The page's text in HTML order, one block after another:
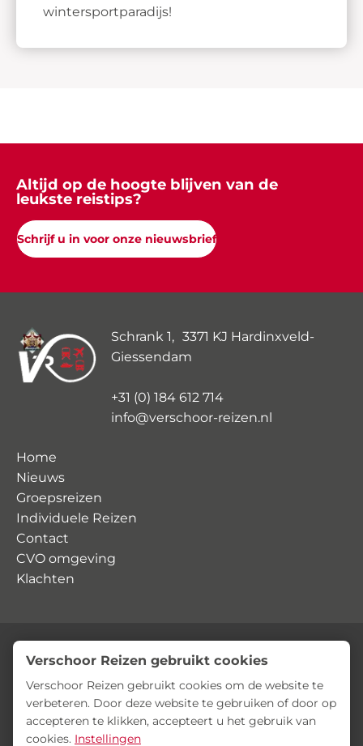
wintersportparadijs!
Altijd op de hoogte blijven van de
leukste reistips?
Schrijf u in voor onze nieuwsbrief
Schrank 1, 3371 KJ Hardinxveld-
Giessendam
+31 (0) 184 612 714
info@verschoor-reizen.nl
Home
Nieuws
Groepsreizen
Individuele Reizen
Contact
CVO omgeving
Klachten
Privacyverklaring
Verschoor Reizen gebruikt cookies
Verschoor Reizen gebruikt cookies om de website te
verbeteren. Door deze website te gebruiken of door op
accepteren te klikken, accepteert u het gebruik van
cookies. Instellingen